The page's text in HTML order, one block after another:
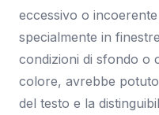
eccessivo o
specialmente in
condizioni di sfondo o
colore, avrebbe
del testo e la